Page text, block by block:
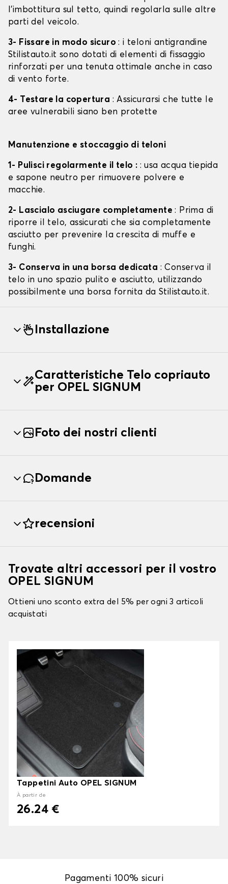
l'imbottitura sul tetto, quindi regolarla sulle altre
parti del veicolo.
3- Fissare in modo sicuro: i teloni antigrandine
Stilistauto.it sono dotati di elementi di fissaggio
rinforzati per una tenuta ottimale anche in caso
di vento forte.
4- Testare la copertura : Assicurarsi che tutte le
aree vulnerabili siano ben protette
Manutenzione e stoccaggio di teloni
1- Pulisci regolarmente il telo : : usa acqua tiepida
e sapone neutro per rimuovere polvere e
macchie.
2- Lascialo asciugare completamente: Prima di
riporre il telo, assicurati che sia completamente
asciutto per prevenire la crescita di muffe e
funghi.
3- Conserva in una borsa dedicata : Conserva il
telo in uno spazio pulito e asciutto, utilizzando
possibilmente una borsa fornita da Stilistauto.it.
Installazione
Caratteristiche Telo copriauto
per OPEL SIGNUM
Foto dei nostri clienti
Domande
recensioni
Trovate altri accessori per il vostro
OPEL SIGNUM
Ottieni uno sconto extra del 5% per ogni 3 articoli
acquistati
Tappetini Auto OPEL SIGNUM
À partir de
26.24 €
Pagamenti 100% sicuri